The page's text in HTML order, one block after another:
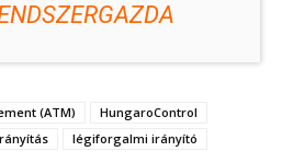
(ATM)
HungaroControl
légiforgalmi irányító